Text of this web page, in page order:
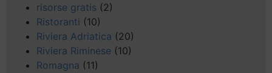
risorse gratis (2)
Ristoranti (10)
Riviera Adriatica (20)
Riviera Riminese (10)
Romagna (11)